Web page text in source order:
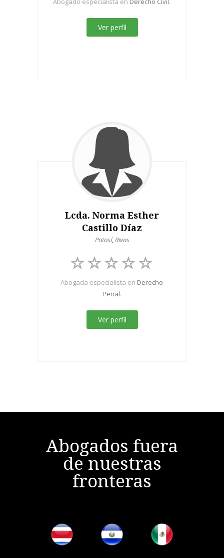
Ver perfil
Lcda. Norma Esther
Castillo Díaz
Potosí, Rivas
Abogada especialista en Derecho
Penal.
Ver perfil
Abogados fuera
de nuestras
fronteras